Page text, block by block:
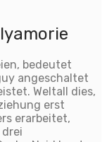
bedeutet
angeschaltet
Weltall dies,
erst
erarbeitet,